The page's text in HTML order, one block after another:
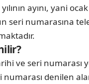
ayını, yani
numarasına
ve seri numarası
denilen